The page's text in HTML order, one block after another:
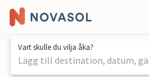
Vart skulle du vilja åka?
Lägg till destination, datum,
1 / 24